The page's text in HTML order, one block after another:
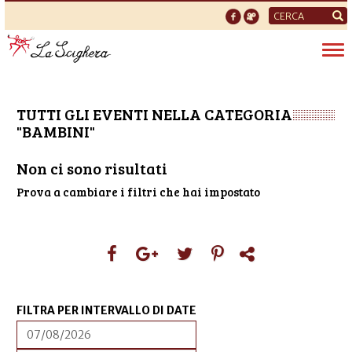
Form
di
ricerca
TUTTI GLI EVENTI NELLA CATEGORIA
"BAMBINI"
Non ci sono risultati
Prova a cambiare i filtri che hai impostato
FILTRA PER INTERVALLO DI DATE